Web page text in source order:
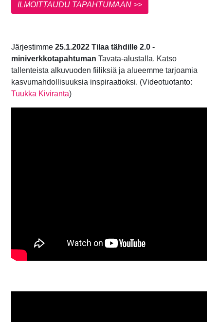
ILMOITTAUDU TAPAHTUMAAN >>
Järjestimme 25.1.2022 Tilaa tähdille 2.0 -
miniverkkotapahtuman Tavata-alustalla. Katso
tallenteista alkuvuoden fiiliksiä ja alueemme tarjoamia
kasvumahdollisuuksia inspiraatioksi. (Videotuotanto:
Tuukka Kiviranta)